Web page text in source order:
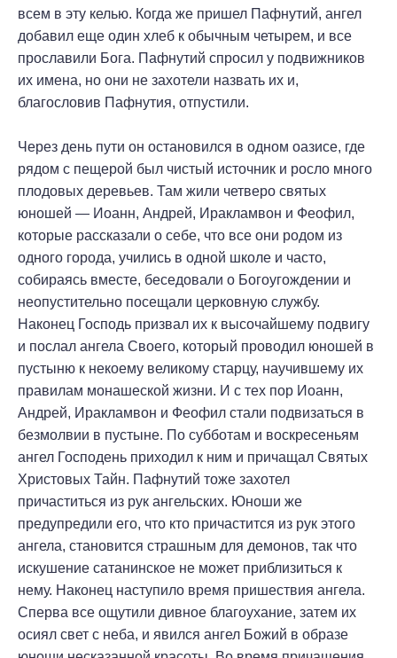
всем в эту келью. Когда же пришел Пафнутий, ангел
добавил еще один хлеб к обычным четырем, и все
прославили Бога. Пафнутий спросил у подвижников
их имена, но они не захотели назвать их и,
благословив Пафнутия, отпустили.
Через день пути он остановился в одном оазисе, где
рядом с пещерой был чистый источник и росло много
плодовых деревьев. Там жили четверо святых
юношей — Иоанн, Андрей, Иракламвон и Феофил,
которые рассказали о себе, что все они родом из
одного города, учились в одной школе и часто,
собираясь вместе, беседовали о Богоугождении и
неопустительно посещали церковную службу.
Наконец Господь призвал их к высочайшему подвигу
и послал ангела Своего, который проводил юношей в
пустыню к некоему великому старцу, научившему их
правилам монашеской жизни. И с тех пор Иоанн,
Андрей, Иракламвон и Феофил стали подвизаться в
безмолвии в пустыне. По субботам и воскресеньям
ангел Господень приходил к ним и причащал Святых
Христовых Тайн. Пафнутий тоже захотел
причаститься из рук ангельских. Юноши же
предупредили его, что кто причастится из рук этого
ангела, становится страшным для демонов, так что
искушение сатанинское не может приблизиться к
нему. Наконец наступило время пришествия ангела.
Сперва все ощутили дивное благоухание, затем их
осиял свет с неба, и явился ангел Божий в образе